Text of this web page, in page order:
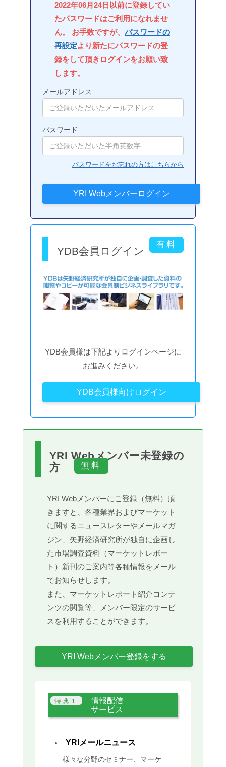
2022年06月24日以前に登録してい
たパスワードはご利用になれませ
ん。 お手数ですが、 パスワードの
再設定より新たにパスワードの登
録をして頂きログインをお願い致
します。
メールアドレス
パスワード
パスワードをお忘れの方はこちらから
YDB会員ログイン
YDB会員様は下記よりログインページに
お進みください。
YDB会員様向けログイン
YRI Webメンバー未登録の
方
YRI Webメンバーにご登録（無料）頂
きますと、各種業界およびマーケット
に関するニュースレターやメールマガ
ジン、矢野経済研究所が独自に企画し
た市場調査資料（マーケットレポー
ト）新刊のご案内等各種情報をメール
でお知らせします。
また、マーケットレポート紹介コンテ
ンツの閲覧等、メンバー限定のサービ
スを利用することができます。
YRI Webメンバー登録をする
情報配信
サービス
YRIメールニュース
様々な分野のセミナー、マーケ